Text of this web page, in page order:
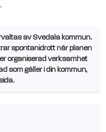
av Svedala kommun.
spontanidrott när planen
organiserad verksamhet
som gäller i din kommun,